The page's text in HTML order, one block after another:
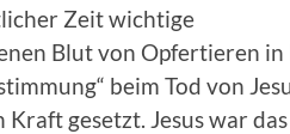
Zeit wichtige
Blut von Opfertieren
beim Tod von
gesetzt. Jesus war das